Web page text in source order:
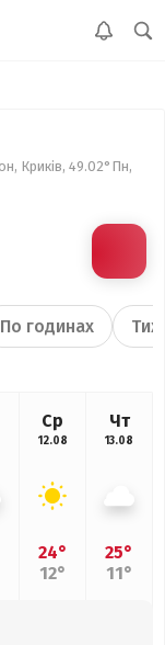
Криків, 49.02°Пн,
По годинах
Ср
12.08
24°
12°
Чт
13.08
25°
11°